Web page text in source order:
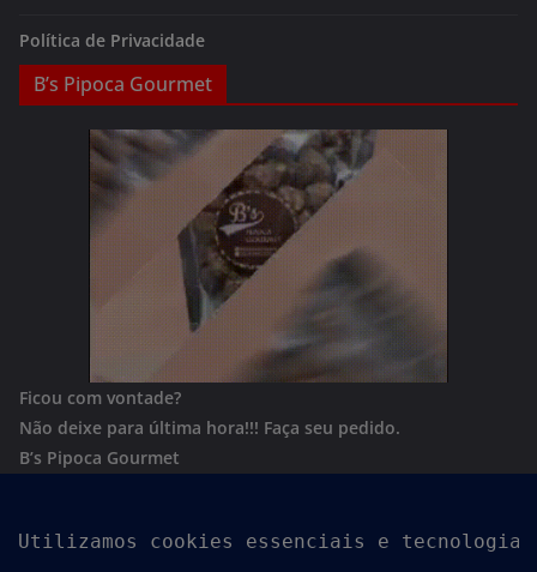
Política de Privacidade
B’s Pipoca Gourmet
Ficou com vontade?
Não deixe para última hora!!! Faça seu pedido.
B’s Pipoca Gourmet